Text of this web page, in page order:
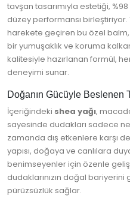
tavşan tasarımıyla estetiği,
düzey performansı birleştiriyor.
harekete geçiren bu özel balm,
bir yumuşaklık ve koruma
kalitesiyle hazırlanan formül,
deneyimi sunar.
Doğanın Gücüyle Beslenen
İçeriğindeki shea yağı,
sayesinde dudakları sadece
zamanda dış etkenlere karşı
yapısı, doğaya ve canlılara
benimseyenler için özenle
dudaklarınızın doğal
pürüzsüzlük sağlar.